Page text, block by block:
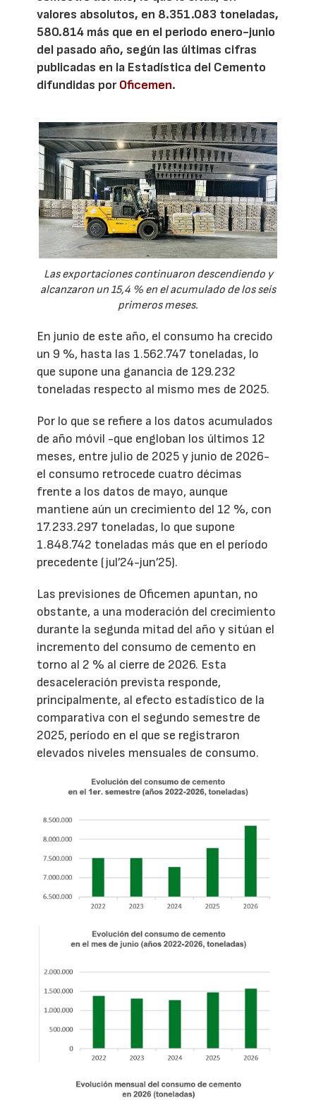
valores absolutos, en 8.351.083 toneladas,
580.814 más que en el periodo enero-junio
del pasado año, según las últimas cifras
publicadas en la Estadística del Cemento
difundidas porOficemen.
Las exportaciones continuaron descendiendo y
alcanzaron un 15,4 % en el acumulado de los seis
primeros meses.
En junio de este año, el consumo ha crecido
un 9 %, hasta las 1.562.747 toneladas, lo
que supone una ganancia de 129.232
toneladas respecto al mismo mes de 2025.
Por lo que se refiere a los datos acumulados
de año móvil -que engloban los últimos 12
meses, entre julio de 2025 y junio de 2026-
el consumo retrocede cuatro décimas
frente a los datos de mayo, aunque
mantiene aún un crecimiento del 12 %, con
17.233.297 toneladas, lo que supone
1.848.742 toneladas más que en el período
precedente (jul’24-jun’25).
Las previsiones de Oficemen apuntan, no
obstante, a una moderación del crecimiento
durante la segunda mitad del año y sitúan el
incremento del consumo de cemento en
torno al 2 % al cierre de 2026. Esta
desaceleración prevista responde,
principalmente, al efecto estadístico de la
comparativa con el segundo semestre de
2025, período en el que se registraron
elevados niveles mensuales de consumo.